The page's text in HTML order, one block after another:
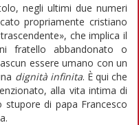
negli ultimi due numeri
propriamente cristiano
che implica il
fratello abbandonato o
essere umano con un
dignità infinita. È qui che
alla vita intima di
di papa Francesco